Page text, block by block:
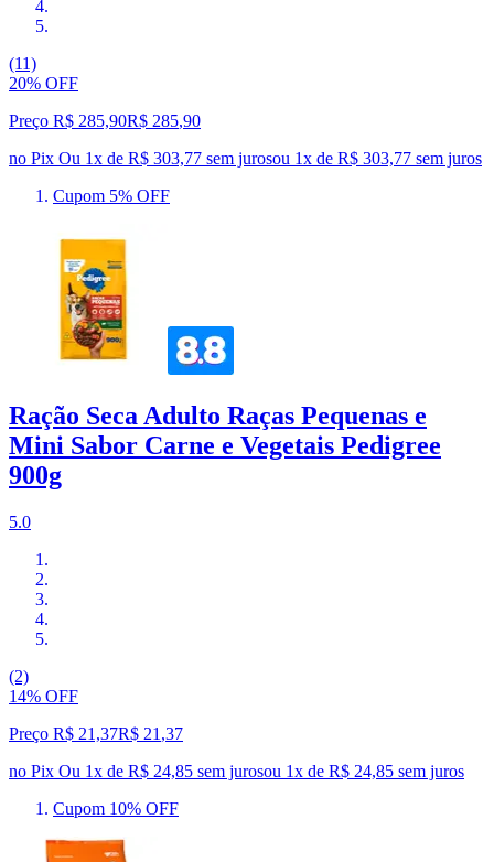
(11)
20% OFF
Preço R$ 285,90R$ 285,90
no Pix Ou 1x de R$ 303,77 sem jurosou 1x de R$ 303,77 sem juros
Cupom 5% OFF
Ração Seca Adulto Raças Pequenas e
Mini Sabor Carne e Vegetais Pedigree
900g
5.0
(2)
14% OFF
Preço R$ 21,37R$ 21 ,37
no Pix Ou 1x de R$ 24,85 sem jurosou 1x de R$ 24,85 sem juros
Cupom 10% OFF